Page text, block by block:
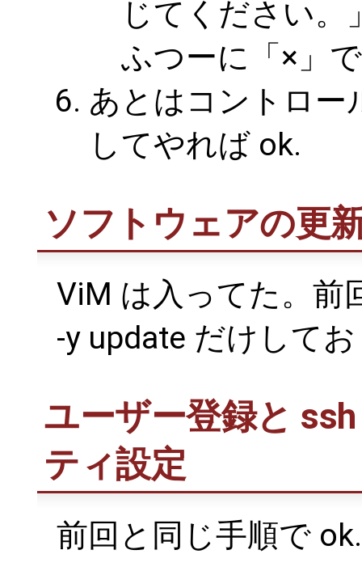
じてください。
ふつーに「×」
あとはコントロー
してやれば ok.
ソフトウェアの更
ViM は入ってた。前
-y update だけして
ユーザー登録と
ティ設定
前回と同じ手順で ok.